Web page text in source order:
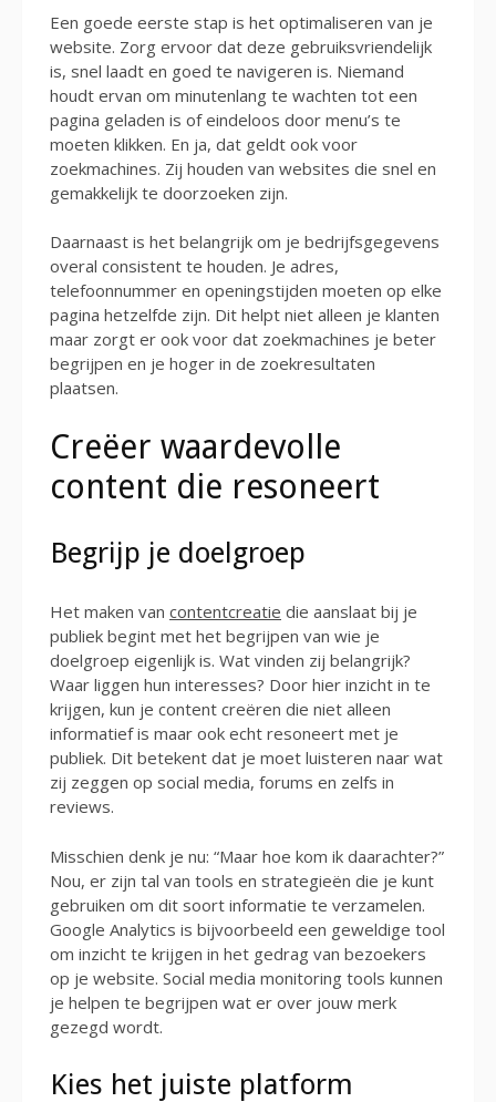
Een goede eerste stap is het optimaliseren van je
website. Zorg ervoor dat deze gebruiksvriendelijk
is, snel laadt en goed te navigeren is. Niemand
houdt ervan om minutenlang te wachten tot een
pagina geladen is of eindeloos door menu’s te
moeten klikken. En ja, dat geldt ook voor
zoekmachines. Zij houden van websites die snel en
gemakkelijk te doorzoeken zijn.
Daarnaast is het belangrijk om je bedrijfsgegevens
overal consistent te houden. Je adres,
telefoonnummer en openingstijden moeten op elke
pagina hetzelfde zijn. Dit helpt niet alleen je klanten
maar zorgt er ook voor dat zoekmachines je beter
begrijpen en je hoger in de zoekresultaten
plaatsen.
Creëer waardevolle
content die resoneert
Begrijp je doelgroep
Het maken van contentcreatie die aanslaat bij je
publiek begint met het begrijpen van wie je
doelgroep eigenlijk is. Wat vinden zij belangrijk?
Waar liggen hun interesses? Door hier inzicht in te
krijgen, kun je content creëren die niet alleen
informatief is maar ook echt resoneert met je
publiek. Dit betekent dat je moet luisteren naar wat
zij zeggen op social media, forums en zelfs in
reviews.
Misschien denk je nu: “Maar hoe kom ik daarachter?”
Nou, er zijn tal van tools en strategieën die je kunt
gebruiken om dit soort informatie te verzamelen.
Google Analytics is bijvoorbeeld een geweldige tool
om inzicht te krijgen in het gedrag van bezoekers
op je website. Social media monitoring tools kunnen
je helpen te begrijpen wat er over jouw merk
gezegd wordt.
Kies het juiste platform